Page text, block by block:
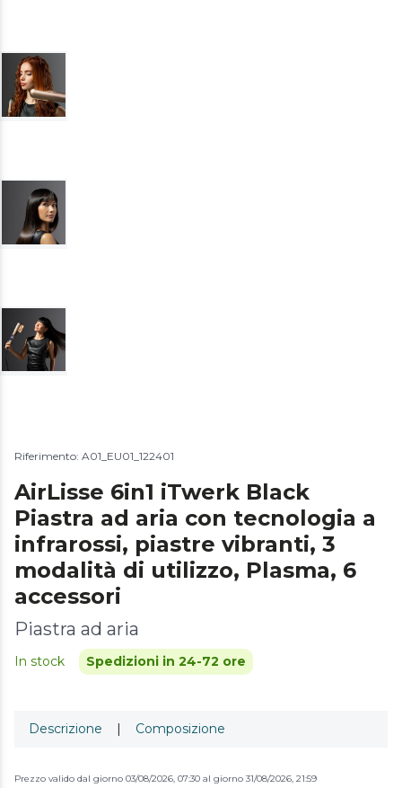
Riferimento: A01_EU01_122401
AirLisse 6in1 iTwerk Black
Piastra ad aria con tecnologia a
infrarossi, piastre vibranti, 3
modalità di utilizzo, Plasma, 6
accessori
Piastra ad aria
In stock Spedizioni in 24-72 ore
Descrizione Composizione
Prezzo valido dal giorno 03/08/2026, 07:30 al giorno 31/08/2026, 21:59